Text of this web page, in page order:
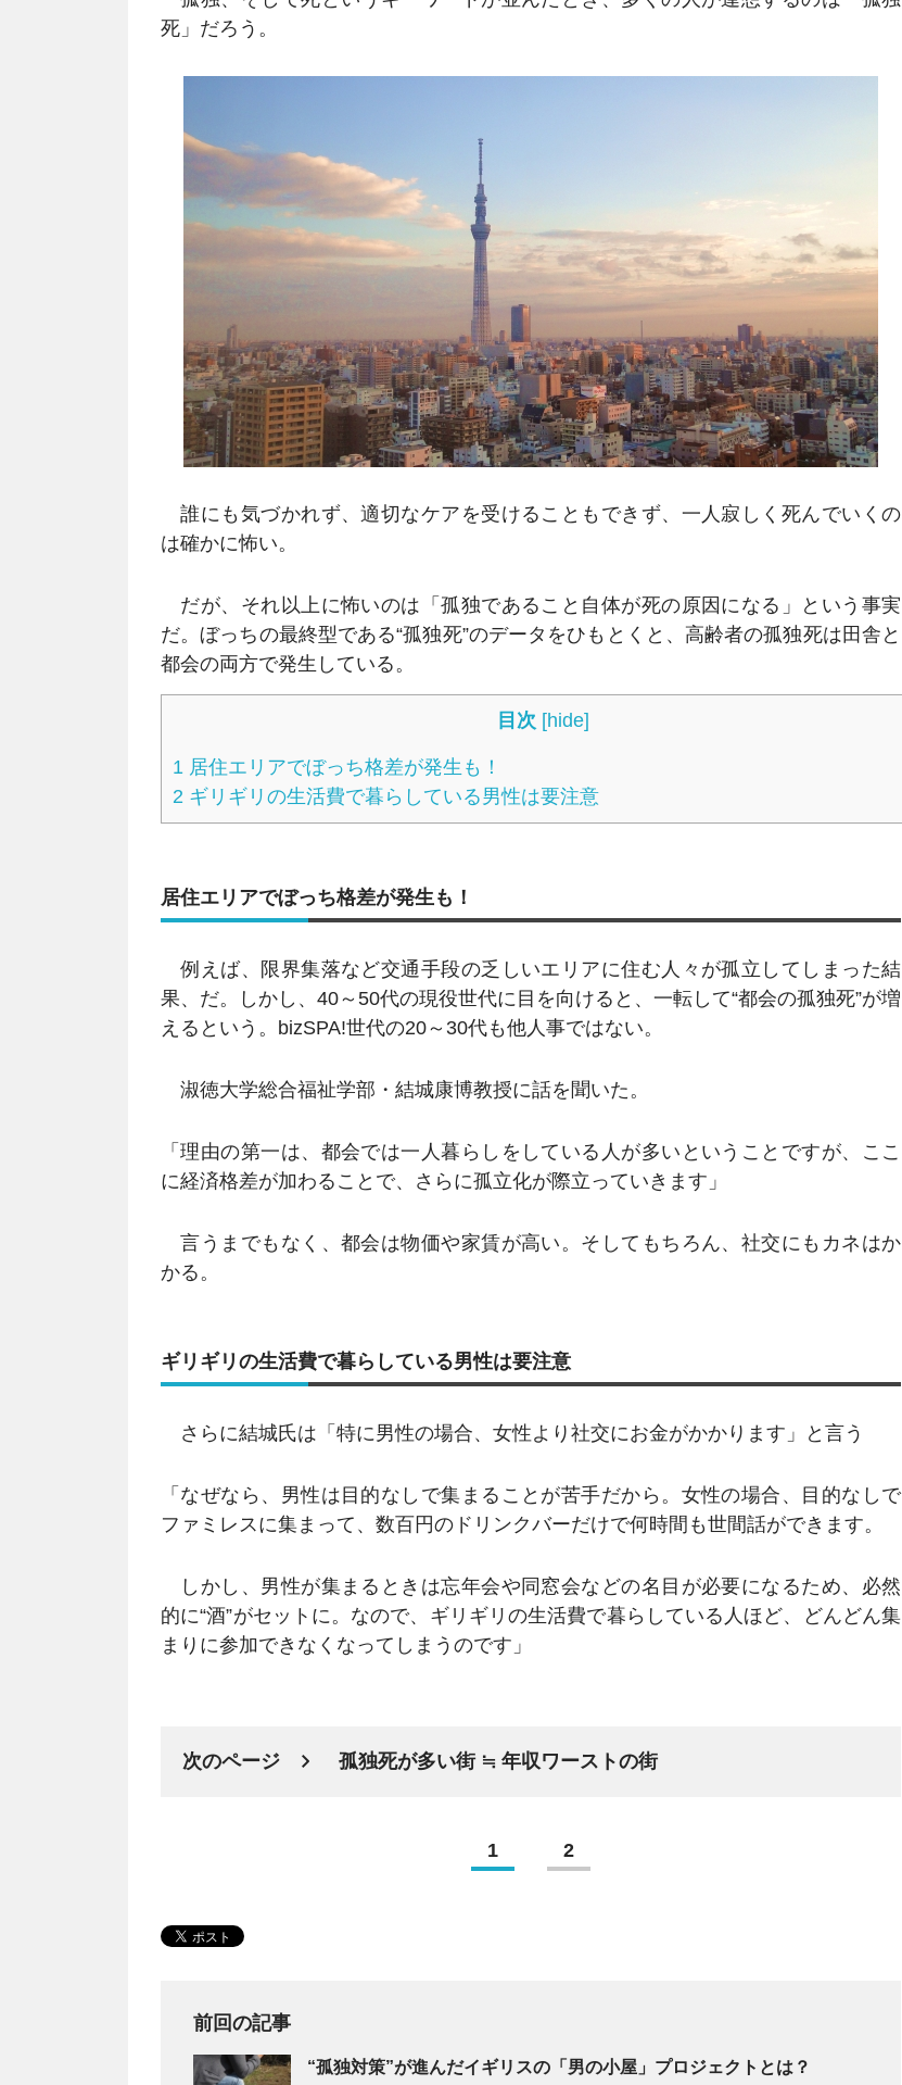
死」だろう。
誰にも気づかれず、適切なケアを受けることもできず、一人寂しく死んでいくの
は確かに怖い。
だが、それ以上に怖いのは「孤独であること自体が死の原因になる」という事実
だ。ぼっちの最終型である“孤独死”のデータをひもとくと、高齢者の孤独死は田舎と
都会の両方で発生している。
目次 [hide]
1 居住エリアでぼっち格差が発生も！
2 ギリギリの生活費で暮らしている男性は要注意
居住エリアでぼっち格差が発生も！
例えば、限界集落など交通手段の乏しいエリアに住む人々が孤立してしまった結
果、だ。しかし、40～50代の現役世代に目を向けると、一転して“都会の孤独死”が増
えるという。bizSPA!世代の20～30代も他人事ではない。
淑徳大学総合福祉学部・結城康博教授に話を聞いた。
「理由の第一は、都会では一人暮らしをしている人が多いということですが、ここ
に経済格差が加わることで、さらに孤立化が際立っていきます」
言うまでもなく、都会は物価や家賃が高い。そしてもちろん、社交にもカネはか
かる。
ギリギリの生活費で暮らしている男性は要注意
さらに結城氏は「特に男性の場合、女性より社交にお金がかかります」と言う
「なぜなら、男性は目的なしで集まることが苦手だから。女性の場合、目的なしで
ファミレスに集まって、数百円のドリンクバーだけで何時間も世間話ができます。
しかし、男性が集まるときは忘年会や同窓会などの名目が必要になるため、必然
的に“酒”がセットに。なので、ギリギリの生活費で暮らしている人ほど、どんどん集
まりに参加できなくなってしまうのです」
次のページ 孤独死が多い街 ≒ 年収ワーストの街
1 2
前回の記事
“孤独対策”が進んだイギリスの「男の小屋」プロジェクトとは？